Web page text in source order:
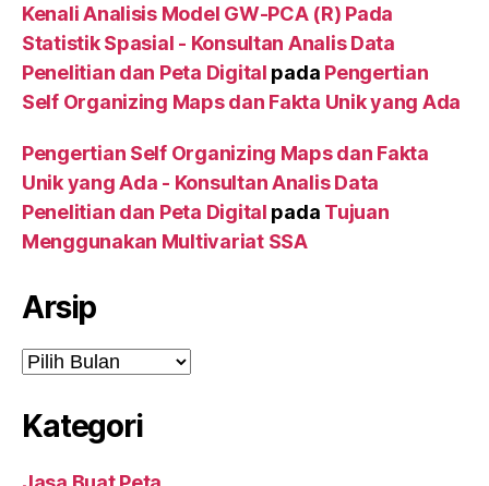
Kenali Analisis Model GW-PCA (R) Pada
Statistik Spasial - Konsultan Analis Data
Penelitian dan Peta Digital pada Pengertian
Self Organizing Maps dan Fakta Unik yang Ada
Pengertian Self Organizing Maps dan Fakta
Unik yang Ada - Konsultan Analis Data
Penelitian dan Peta Digital pada Tujuan
Menggunakan Multivariat SSA
Arsip
Kategori